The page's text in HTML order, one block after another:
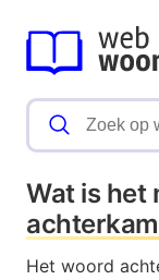
Wat is het
Het woord